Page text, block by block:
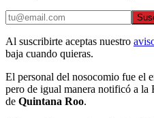
Al suscribirte aceptas nuestro
baja cuando quieras.
El personal del nosocomio fue el
pero de igual manera notificó a
de Quintana Roo.